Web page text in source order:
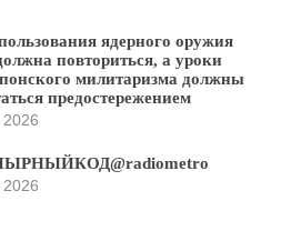
ядерного оружия
повториться, а уроки
милитаризма должны
предостережением
2026
2026